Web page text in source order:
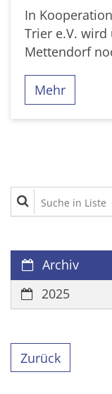
In
Trier e.V. wird
Mettendorf
Mehr
Suche in Liste
Archiv
2025
Zurück